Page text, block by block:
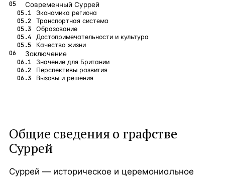
Современный Суррей
Экономика региона
Транспортная система
Образование
Достопримечательности и культура
Качество жизни
Заключение
Значение для Британии
Перспективы развития
Вызовы и решения
Общие сведения о графстве
Суррей
Суррей — историческое и церемониальное